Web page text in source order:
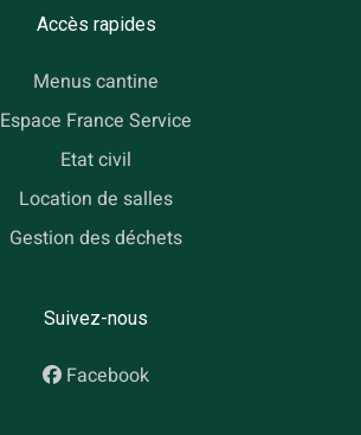
Accès rapides
Menus cantine
Espace France Service
Etat civil
Location de salles
Gestion des déchets
Suivez-nous
Facebook